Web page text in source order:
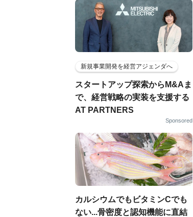
新規事業開発を経営アジェンダへ
スタートアップ探索からM&Aま
で、経営戦略の実装を支援する
AT PARTNERS
Sponsored
カルシウムでもビタミンCでも
ない...骨密度と認知機能に直結